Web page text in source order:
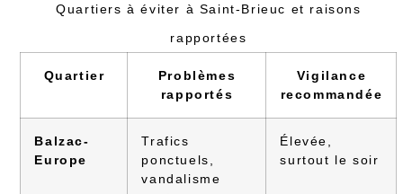
Quartiers à éviter à Saint-Brieuc et raisons
rapportées
Quartier
Problèmes
rapportés
Vigilance
recommandée
Balzac-
Europe
Trafics
ponctuels,
vandalisme
Élevée,
surtout le soir